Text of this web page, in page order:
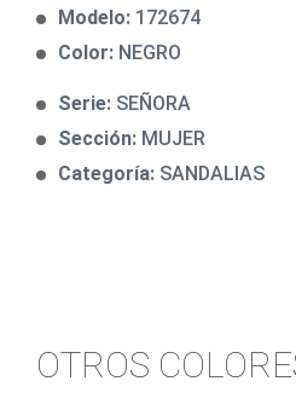
Modelo: 172674
Color: NEGRO
Serie: SEÑORA
Sección: MUJER
Categoría: SANDALIAS
OTROS